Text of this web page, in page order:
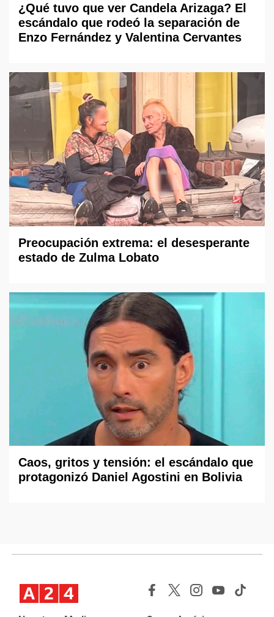
¿Qué tuvo que ver Candela Arizaga? El
escándalo que rodeó la separación de
Enzo Fernández y Valentina Cervantes
Preocupación extrema: el desesperante
estado de Zulma Lobato
Caos, gritos y tensión: el escándalo que
protagonizó Daniel Agostini en Bolivia